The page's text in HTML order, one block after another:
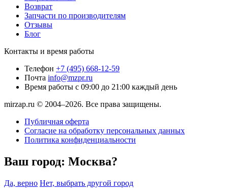
Возврат
Запчасти по производителям
Отзывы
Блог
Контакты и время работы
Телефон +7 (495) 668-12-59
Почта info@mzpr.ru
Время работы с 09:00 до 21:00 каждый день
mirzap.ru © 2004–2026. Все права защищены.
Публичная оферта
Согласие на обработку персональных данных
Политика конфиденциальности
Ваш город: Москва?
Да, верно Нет, выбрать другой город